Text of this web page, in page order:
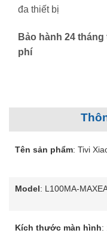
đa thiết bị
Bảo hành 24
phí
Tên sản phẩm: Tivi
Model: L100MA-
Kích thước màn hình: